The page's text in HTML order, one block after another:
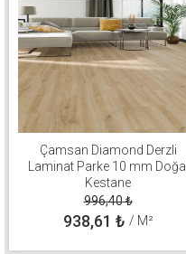
Çamsan Diamond Derzli
Laminat Parke 10 mm Doğal
Kestane
996,40₺
938,61 ₺ / M²